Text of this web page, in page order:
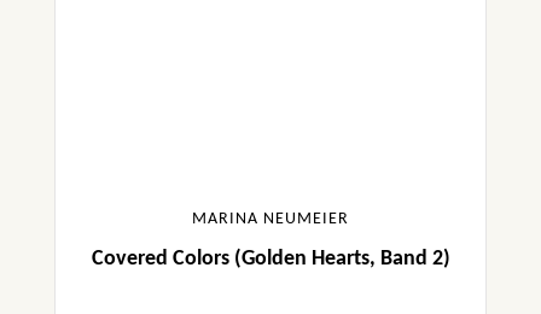
MARINA NEUMEIER
Covered Colors (Golden Hearts, Band 2)